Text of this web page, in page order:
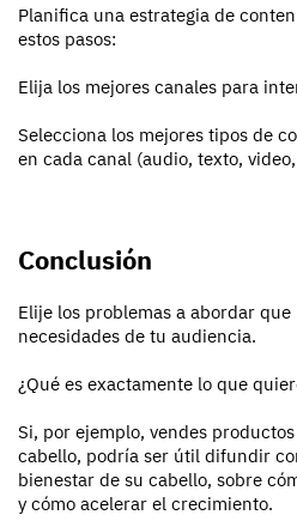
Planifica una estrategia de
estos pasos:
Elija los mejores canales para
Selecciona los mejores tipos de
en cada canal (audio, texto,
Conclusión
Elije los problemas a abordar
necesidades de tu audiencia.
¿Qué es exactamente lo que
Si, por ejemplo, vendes
cabello, podría ser útil difundir
bienestar de su cabello, sobre
y cómo acelerar el crecimiento.